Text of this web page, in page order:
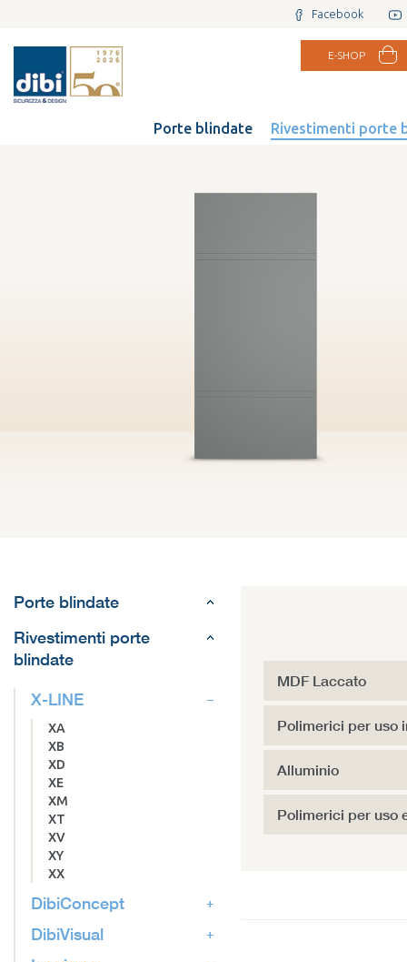
Facebook
E-SHOP
Porte blindate Rivestimenti porte
Porte blindate
Rivestimenti porte
blindate
X-LINE
XA
XB
XD
XE
XM
XT
XV
XY
XX
DibiConcept
DibiVisual
MDF Laccato
Polimerici per uso
Alluminio
Polimerici per uso